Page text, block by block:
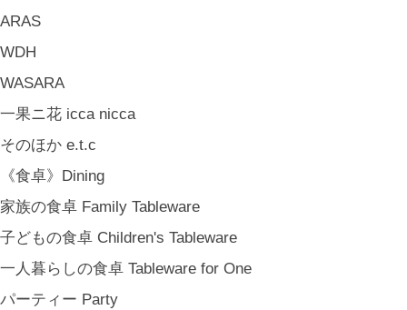
ARAS
WDH
WASARA
一果ニ花 icca nicca
そのほか e.t.c
《食卓》Dining
家族の食卓 Family Tableware
子どもの食卓 Children's Tableware
一人暮らしの食卓 Tableware for One
パーティー Party